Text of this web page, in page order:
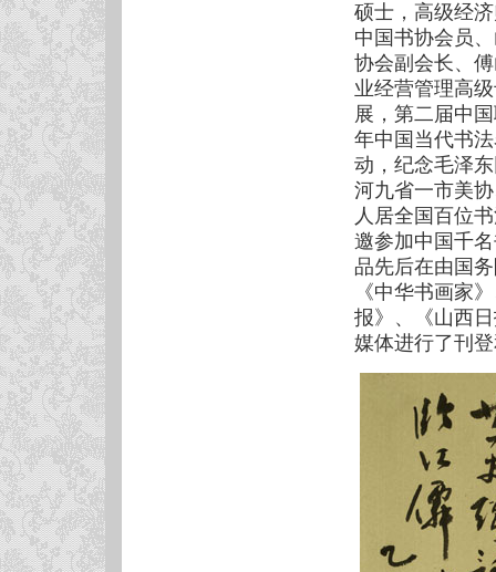
硕士，高级经
中国书协会员
协会副会长、
业经营管理高
展，第二届中
年中国当代书
动，纪念毛泽
河九省一市美
人居全国百位
邀参加中国千
品先后在由国
《中华书画家
报》、《山西
媒体进行了刊